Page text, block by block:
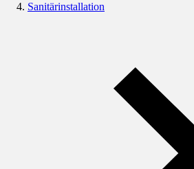
Sanitärinstallation